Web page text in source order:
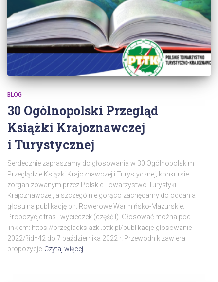
BLOG
30 Ogólnopolski Przegląd
Książki Krajoznawczej
i Turystycznej
Serdecznie zapraszamy do głosowania w 30 Ogólnopolskim
Przeglądzie Książki Krajoznawczej i Turystycznej, konkursie
zorganizowanym przez Polskie Towarzystwo Turystyki
Krajoznawczej, a szczególnie gorąco zachęcamy do oddania
głosu na publikację pn. Rowerowe Warmińsko-Mazurskie.
Propozycje tras i wycieczek (część I). Głosować można pod
linkiem: https://przegladksiazki.pttk.pl/publikacje-glosowanie-
2022/?id=42 do 7 października 2022 r. Przewodnik zawiera
propozycje Czytaj więcej…